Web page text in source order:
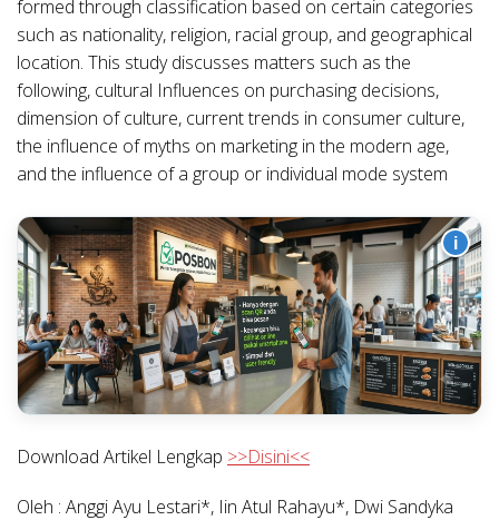
formed through classification based on certain categories
such as nationality, religion, racial group, and geographical
location. This study discusses matters such as the
following, cultural Influences on purchasing decisions,
dimension of culture, current trends in consumer culture,
the influence of myths on marketing in the modern age,
and the influence of a group or individual mode system
i
Download Artikel Lengkap >>Disini<<
Oleh : Anggi Ayu Lestari*, Iin Atul Rahayu*, Dwi Sandyka